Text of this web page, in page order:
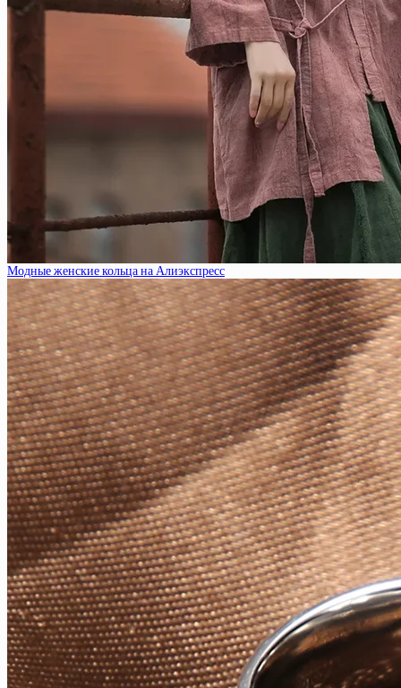
Модные женские кольца на Алиэкспресс